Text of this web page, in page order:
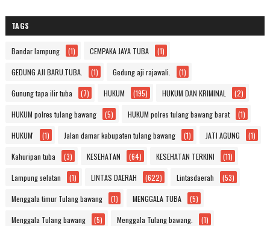
TAGS
Bandar lampung (1) CEMPAKA JAYA TUBA (1)
GEDUNG AJI BARU.TUBA. (1) Gedung aji rajawali. (1)
Gunung tapa ilir tuba (7) HUKUM (195) HUKUM DAN KRIMINAL (2)
HUKUM polres tulang bawang (5) HUKUM polres tulang bawang barat (1)
HUKUM' (1) Jalan damar kabupaten tulang bawang (1) JATI AGUNG (1)
Kahuripan tuba (3) KESEHATAN (64) KESEHATAN TERKINI (11)
Lampung selatan (1) LINTAS DAERAH (622) Lintasdaerah (53)
Menggala timur Tulang bawang (1) MENGGALA TUBA (5)
Menggala Tulang bawang (5) Menggala Tulang bawang. (1)